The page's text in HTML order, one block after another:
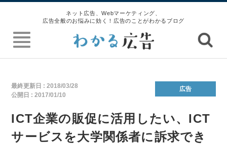
ネット広告、Webマーケティング、
広告全般のお悩みに効く！広告のことがわかるブログ
最終更新日 :2018/03/28
公開日 :2017/01/10
広告
ICT企業の販促に活用したい、ICT
サービスを大学関係者に訴求でき